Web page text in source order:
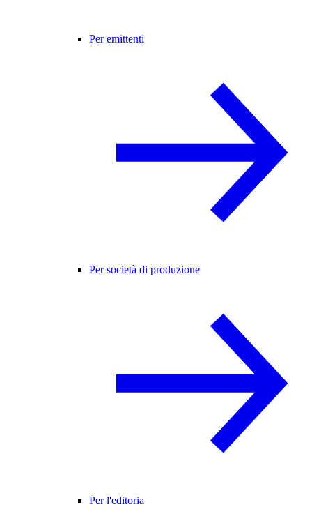
Per emittenti
Per società di produzione
Per l'editoria